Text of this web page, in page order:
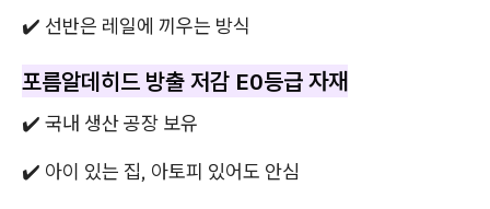
✔️ 선반은 레일에 끼우는 방식
포름알데히드 방출 저감 E0등급 자재
✔️ 국내 생산 공장 보유
✔️ 아이 있는 집, 아토피 있어도 안심